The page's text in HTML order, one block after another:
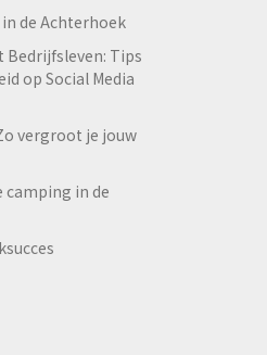
de Achterhoek
Bedrijfsleven: Tips
op Social Media
vergroot je jouw
camping in de